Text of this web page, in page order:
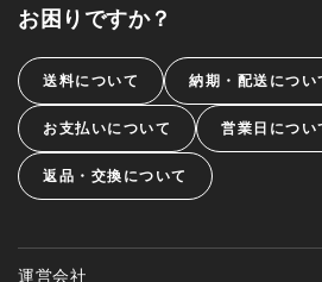
返品・交換について
運営会社
実店舗